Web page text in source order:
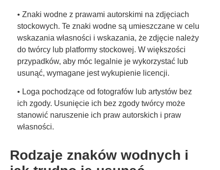
• Znaki wodne z prawami autorskimi na zdjęciach
stockowych. Te znaki wodne są umieszczane w celu
wskazania własności i wskazania, że zdjęcie należy
do twórcy lub platformy stockowej. W większości
przypadków, aby móc legalnie je wykorzystać lub
usunąć, wymagane jest wykupienie licencji.
• Loga pochodzące od fotografów lub artystów bez
ich zgody. Usunięcie ich bez zgody twórcy może
stanowić naruszenie ich praw autorskich i praw
własności.
Rodzaje znaków wodnych i